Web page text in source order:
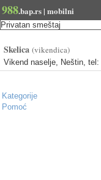
988.bap.rs | mobilni
Privatan smeštaj
Skelica (vikendica)
Vikend naselje, Neštin, tel:
Kategorije
Pomoć